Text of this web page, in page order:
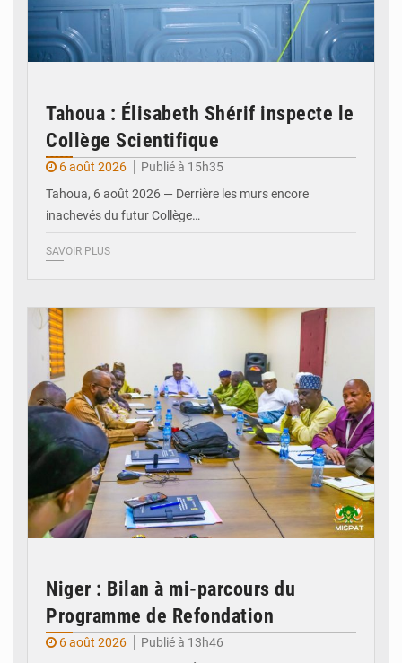
Tahoua : Élisabeth Shérif inspecte le
Collège Scientifique
6 août 2026
Publié à 15h35
Tahoua, 6 août 2026 — Derrière les murs encore
inachevés du futur Collège…
SAVOIR PLUS
Niger : Bilan à mi-parcours du
Programme de Refondation
6 août 2026
Publié à 13h46